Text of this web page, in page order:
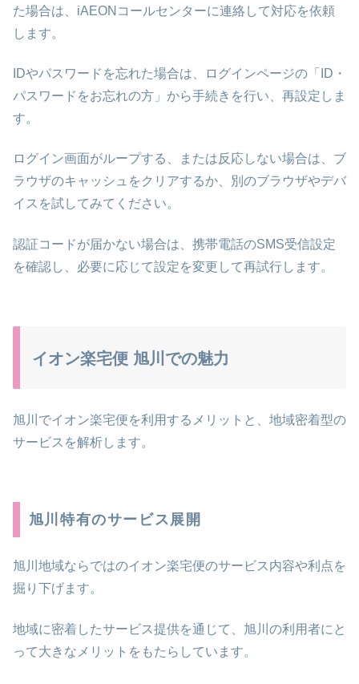
た場合は、iAEONコールセンターに連絡して対応を依頼
します。
IDやパスワードを忘れた場合は、ログインページの「ID・
パスワードをお忘れの方」から手続きを行い、再設定しま
す。
ログイン画面がループする、または反応しない場合は、ブ
ラウザのキャッシュをクリアするか、別のブラウザやデバ
イスを試してみてください。
認証コードが届かない場合は、携帯電話のSMS受信設定
を確認し、必要に応じて設定を変更して再試行します。
イオン楽宅便 旭川での魅力
旭川でイオン楽宅便を利用するメリットと、地域密着型の
サービスを解析します。
旭川特有のサービス展開
旭川地域ならではのイオン楽宅便のサービス内容や利点を
掘り下げます。
地域に密着したサービス提供を通じて、旭川の利用者にと
って大きなメリットをもたらしています。